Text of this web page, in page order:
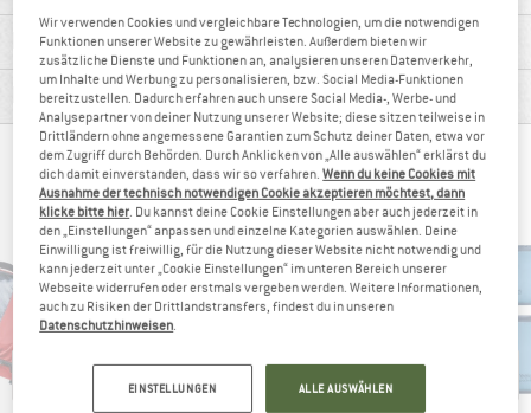
MATERIALINFOS & FEATURES
PRODUKTBESCHREIBUNG
ANDERE BERGFREUNDE SCHAUTEN SICH AUCH
AN
Wir verwenden Cookies und vergleichbare Technologien, um die notwendigen
Funktionen unserer Website zu gewährleisten. Außerdem bieten wir
zusätzliche Dienste und Funktionen an, analysieren unseren Datenverkehr,
um Inhalte und Werbung zu personalisieren, bzw. Social Media-Funktionen
bereitzustellen. Dadurch erfahren auch unsere Social Media-, Werbe- und
Analysepartner von deiner Nutzung unserer Website; diese sitzen teilweise in
Drittländern ohne angemessene Garantien zum Schutz deiner Daten, etwa vor
dem Zugriff durch Behörden. Durch Anklicken von „Alle auswählen“ erklärst du
dich damit einverstanden, dass wir so verfahren.Wenn du keine Cookies mit
Ausnahme der technisch notwendigen Cookie akzeptieren möchtest, dann
klicke bitte hier . Du kannst deine Cookie Einstellungen aber auch jederzeit in
den „Einstellungen“ anpassen und einzelne Kategorien auswählen. Deine
Einwilligung ist freiwillig, für die Nutzung dieser Website nicht notwendig und
kann jederzeit unter „Cookie Einstellungen“ im unteren Bereich unserer
Webseite widerrufen oder erstmals vergeben werden. Weitere Informationen,
auch zu Risiken der Drittlandstransfers, findest du in unseren
Datenschutzhinweisen
EINSTELLUNGEN ALLE AUSWÄHLEN